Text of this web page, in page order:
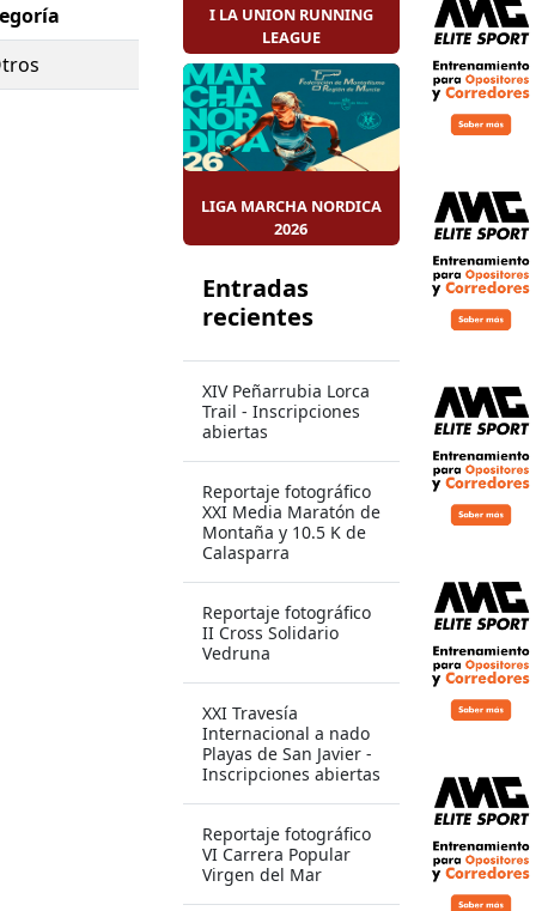
I LA UNION RUNNING
LEAGUE
LIGA MARCHA NORDICA
2026
Entradas
recientes
XIV Peñarrubia Lorca
Trail - Inscripciones
abiertas
Reportaje fotográfico
XXI Media Maratón de
Montaña y 10.5 K de
Calasparra
Reportaje fotográfico
II Cross Solidario
Vedruna
XXI Travesía
Internacional a nado
Playas de San Javier -
Inscripciones abiertas
Reportaje fotográfico
VI Carrera Popular
Virgen del Mar